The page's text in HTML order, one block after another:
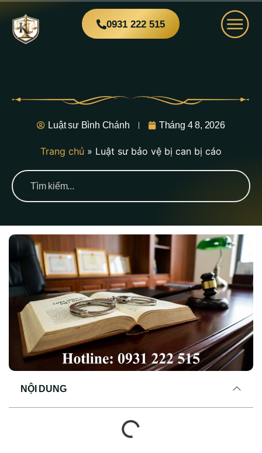
0931 222 515
Luật sư Bình Chánh Tháng 4 8, 2026
Trang chủ » Luật sư bảo vệ bị can bị cáo
NỘI DUNG